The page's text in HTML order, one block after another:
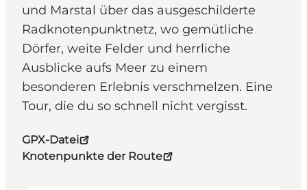
und Marstal über das ausgeschilderte
Radknotenpunktnetz, wo gemütliche
Dörfer, weite Felder und herrliche
Ausblicke aufs Meer zu einem
besonderen Erlebnis verschmelzen. Eine
Tour, die du so schnell nicht vergisst.
GPX-Datei
Knotenpunkte der Route